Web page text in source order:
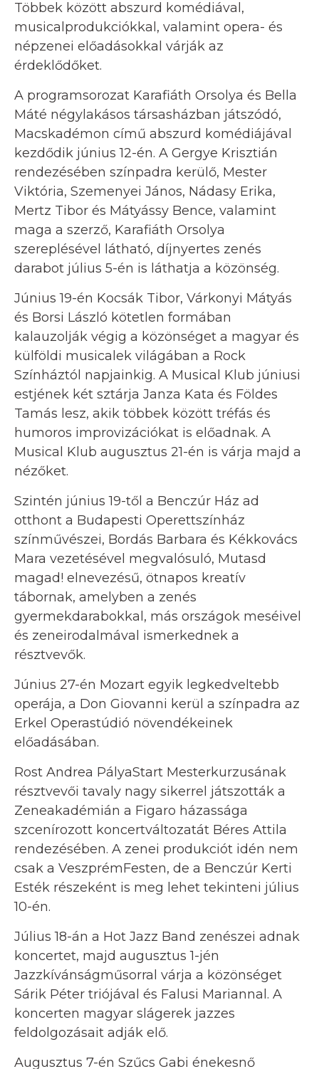
Többek között abszurd komédiával,
musicalprodukciókkal, valamint opera- és
népzenei előadásokkal várják az
érdeklődőket.
A programsorozat Karafiáth Orsolya és Bella
Máté négylakásos társasházban játszódó,
Macskadémon című abszurd komédiájával
kezdődik június 12-én. A Gergye Krisztián
rendezésében színpadra kerülő, Mester
Viktória, Szemenyei János, Nádasy Erika,
Mertz Tibor és Mátyássy Bence, valamint
maga a szerző, Karafiáth Orsolya
szereplésével látható, díjnyertes zenés
darabot július 5-én is láthatja a közönség.
Június 19-én Kocsák Tibor, Várkonyi Mátyás
és Borsi László kötetlen formában
kalauzolják végig a közönséget a magyar és
külföldi musicalek világában a Rock
Színháztól napjainkig. A Musical Klub júniusi
estjének két sztárja Janza Kata és Földes
Tamás lesz, akik többek között tréfás és
humoros improvizációkat is előadnak. A
Musical Klub augusztus 21-én is várja majd a
nézőket.
Szintén június 19-től a Benczúr Ház ad
otthont a Budapesti Operettszínház
színművészei, Bordás Barbara és Kékkovács
Mara vezetésével megvalósuló, Mutasd
magad! elnevezésű, ötnapos kreatív
tábornak, amelyben a zenés
gyermekdarabokkal, más országok meséivel
és zeneirodalmával ismerkednek a
résztvevők.
Június 27-én Mozart egyik legkedveltebb
operája, a Don Giovanni kerül a színpadra az
Erkel Operastúdió növendékeinek
előadásában.
Rost Andrea PályaStart Mesterkurzusának
résztvevői tavaly nagy sikerrel játszották a
Zeneakadémián a Figaro házassága
szcenírozott koncertváltozatát Béres Attila
rendezésében. A zenei produkciót idén nem
csak a VeszprémFesten, de a Benczúr Kerti
Esték részeként is meg lehet tekinteni július
10-én.
Július 18-án a Hot Jazz Band zenészei adnak
koncertet, majd augusztus 1-jén
Jazzkívánságműsorral várja a közönséget
Sárik Péter triójával és Falusi Mariannal. A
koncerten magyar slágerek jazzes
feldolgozásait adják elő.
Augusztus 7-én Szűcs Gabi énekesnő